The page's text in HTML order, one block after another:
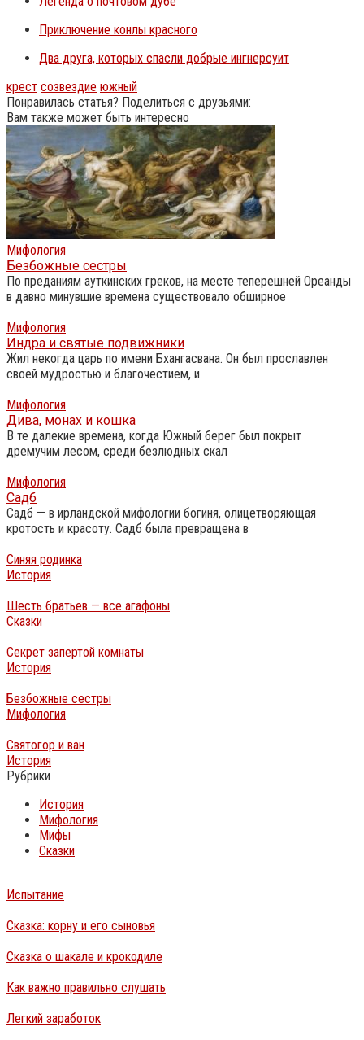
Приключение конлы красного
Два друга, которых спасли добрые ингнерсуит
крест созвездие южный
Понравилась статья? Поделиться с друзьями:
Вам также может быть интересно
Мифология
Безбожные сестры
По преданиям ауткинских греков, на месте теперешней Ореанды
в давно минувшие времена существовало обширное
Мифология
Индра и святые подвижники
Жил некогда царь по имени Бхангасвана. Он был прославлен
своей мудростью и благочестием, и
Мифология
Дива, монах и кошка
В те далекие времена, когда Южный берег был покрыт
дремучим лесом, среди безлюдных скал
Мифология
Садб
Садб — в ирландской мифологии богиня, олицетворяющая
кротость и красоту. Садб была превращена в
Синяя родинка
История
Шесть братьев — все агафоны
Сказки
Секрет запертой комнаты
История
Безбожные сестры
Мифология
Святогор и ван
История
Рубрики
История
Мифология
Мифы
Сказки
Испытание
Сказка: корну и его сыновья
Сказка о шакале и крокодиле
Как важно правильно слушать
Легкий заработок